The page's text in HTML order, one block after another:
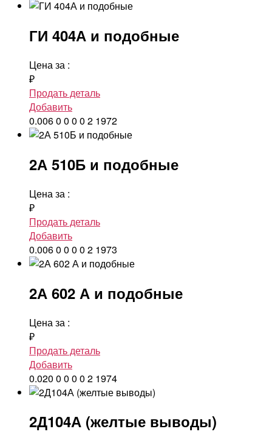
ГИ 404А и подобные
Цена за :
₽
Продать деталь
Добавить
0.0060 0 0 0 2 1972
2А 510Б и подобные
Цена за :
₽
Продать деталь
Добавить
0.0060 0 0 0 2 1973
2А 602 А и подобные
Цена за :
₽
Продать деталь
Добавить
0.020 0 0 0 0 2 1974
2Д104А (желтые выводы)